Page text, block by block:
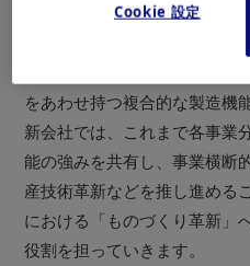
式会社」が担う映像関連製品
社岡谷オリンパス」が担う産
をあわせ持つ複合的な製造機
新会社では、これまで各事業
能の強みを共有し、事業横断
産技術革新などを推し進める
における「ものづくり革新」
役割を担っていきます。
Cookie 設定